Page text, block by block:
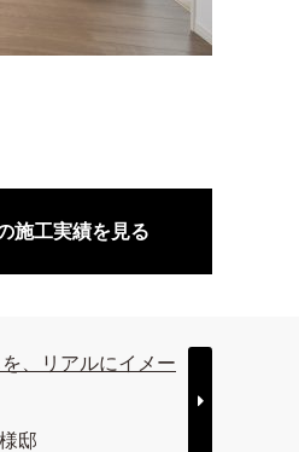
施工実績を見る
、リアルにイメー
邸